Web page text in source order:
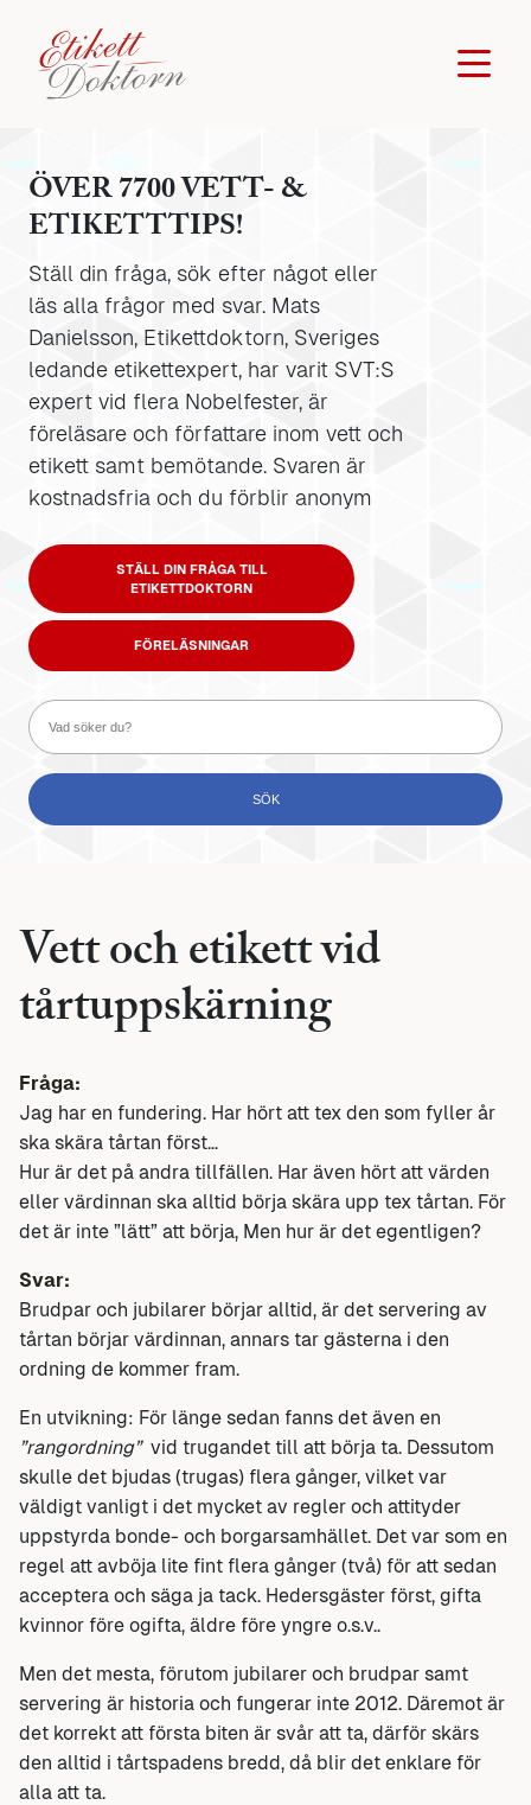
ÖVER 7700 VETT- &
ETIKETTTIPS!
Ställ din fråga, sök efter något eller
läs alla frågor med svar. Mats
Danielsson, Etikettdoktorn, Sveriges
ledande etikettexpert, har varit SVT:S
expert vid flera Nobelfester, är
föreläsare och författare inom vett och
etikett samt bemötande. Svaren är
kostnadsfria och du förblir anonym
STÄLL DIN FRÅGA TILL
ETIKETTDOKTORN
FÖRELÄSNINGAR
Vett och etikett vid
tårtuppskärning
Fråga:
Jag har en fundering. Har hört att tex den som fyller år
ska skära tårtan först…
Hur är det på andra tillfällen. Har även hört att värden
eller värdinnan ska alltid börja skära upp tex tårtan. För
det är inte ”lätt” att börja, Men hur är det egentligen?
Svar:
Brudpar och jubilarer börjar alltid, är det servering av
tårtan börjar värdinnan, annars tar gästerna i den
ordning de kommer fram.
En utvikning: För länge sedan fanns det även en
”rangordning” vid trugandet till att börja ta. Dessutom
skulle det bjudas (trugas) flera gånger, vilket var
väldigt vanligt i det mycket av regler och attityder
uppstyrda bonde- och borgarsamhället. Det var som en
regel att avböja lite fint flera gånger (två) för att sedan
acceptera och säga ja tack. Hedersgäster först, gifta
kvinnor före ogifta, äldre före yngre o.s.v..
Men det mesta, förutom jubilarer och brudpar samt
servering är historia och fungerar inte 2012. Däremot är
det korrekt att första biten är svår att ta, därför skärs
den alltid i tårtspadens bredd, då blir det enklare för
alla att ta.